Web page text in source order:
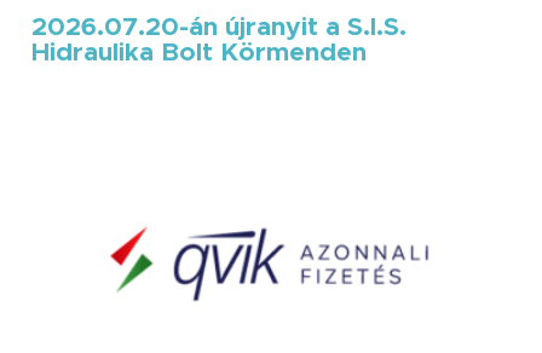
2026.07.20-án újranyit a S.I.S.
Hidraulika Bolt Körmenden